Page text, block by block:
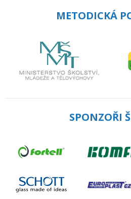
METODICKÁ
SPONZOŘI